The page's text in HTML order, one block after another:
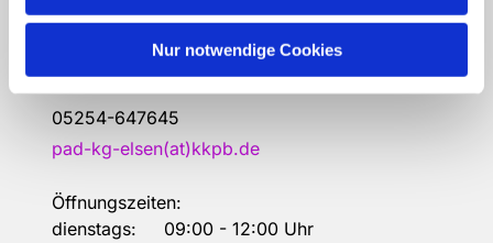
Nur notwendige Cookies
Kontakt
05254-647645
pad-kg-elsen(at)kkpb.de
Öffnungszeiten:
dienstags: 09:00 - 12:00 Uhr